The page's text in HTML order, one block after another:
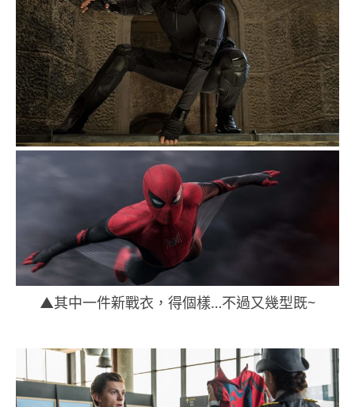
▲其中一件新戰衣，得個樣…不過又幾型既~